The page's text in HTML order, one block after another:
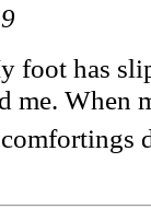
foot has
me.